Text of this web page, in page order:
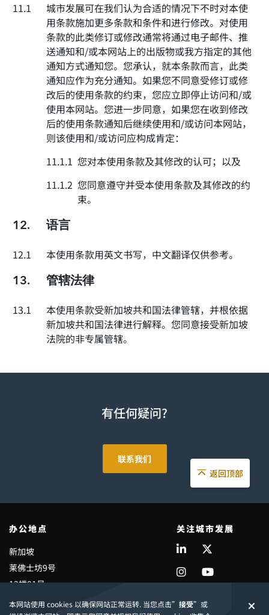
11.1
城市发展可在我们认为合适的情况下不时对本使
用条款施加更多条款和条件和进行修改。对使用
条款的此类修订或修改通常将通过电子邮件、推
送通知和/或本网站上的出版物或我方指定的其他
通知方式通知您。您承认，就本条款而言，此类
通知应作为充分通知。如果您不同意受修订或修
改后的使用条款的约束，您应立即停止访问和/或
使用本网站。您进一步同意，如果您在收到修改
后的使用条款通知后继续使用和/或访问本网站，
则该使用和/或访问应构成肯定：
11.1.1 您对本使用条款及其修改的认可；以及
11.1.2 您同意遵守并受本使用条款及其修改的约
束。
12. 语言
12.1 本使用条款用英文书写，中文翻译仅供参考。
13. 管辖法律
13.1
本使用条款受新加坡共和国法律管辖，并根依据
新加坡共和国法律进行解释。您同意接受新加坡
法院的非专属管辖。
有任何疑问?
联系我们
返回顶部
本网站使用 cookies 以确保网站正常运转. 当您点击” 接受”或
办公地点
新加坡
莱佛士坊9号
12楼01号
共和大厦
关注城市发展